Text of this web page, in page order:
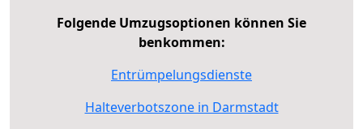
Folgende Umzugsoptionen können Sie
benkommen:
Entrümpelungsdienste
Halteverbotszone in Darmstadt